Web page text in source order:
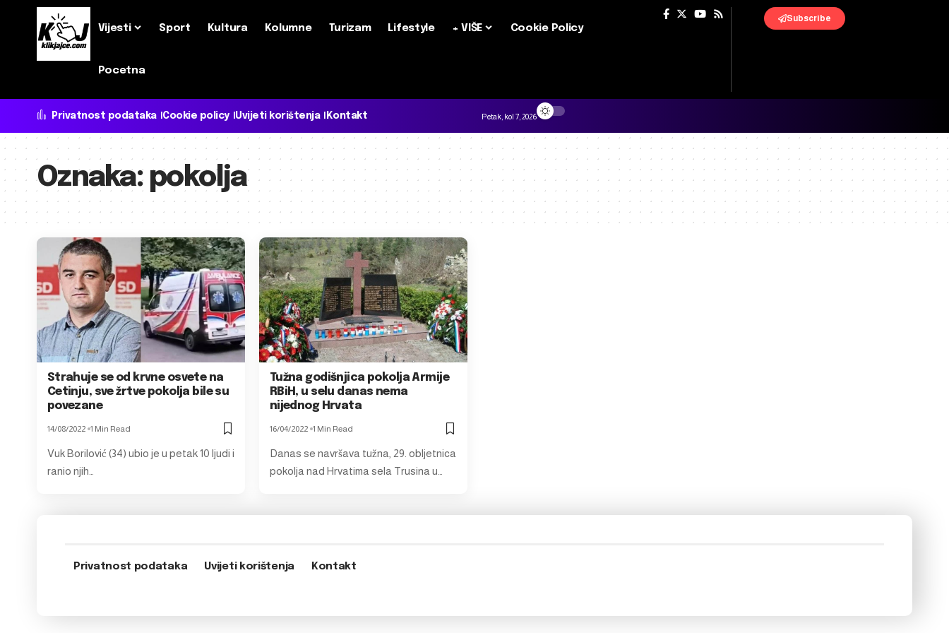
Vijesti Sport Kultura Kolumne Turizam Lifestyle + VIŠE Cookie Policy
Pocetna
Subscribe
Privatnost podataka Cookie policy Uvijeti korištenja Kontakt Petak, kol 7, 2026
Oznaka: pokolja
Strahuje se od krvne osvete na
Cetinju, sve žrtve pokolja bile su
povezane
14/08/2022 1 Min Read
Vuk Borilović (34) ubio je u petak 10 ljudi i
ranio njih…
Tužna godišnjica pokolja Armije
RBiH, u selu danas nema
nijednog Hrvata
16/04/2022 1 Min Read
Danas se navršava tužna, 29. obljetnica
pokolja nad Hrvatima sela Trusina u…
Privatnost podataka Uvijeti korištenja Kontakt